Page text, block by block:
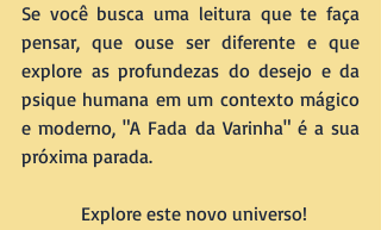
Se você busca uma leitura que te faça
pensar, que ouse ser diferente e que
explore as profundezas do desejo e da
psique humana em um contexto mágico
e moderno, "A Fada da Varinha" é a sua
próxima parada.
Explore este novo universo!